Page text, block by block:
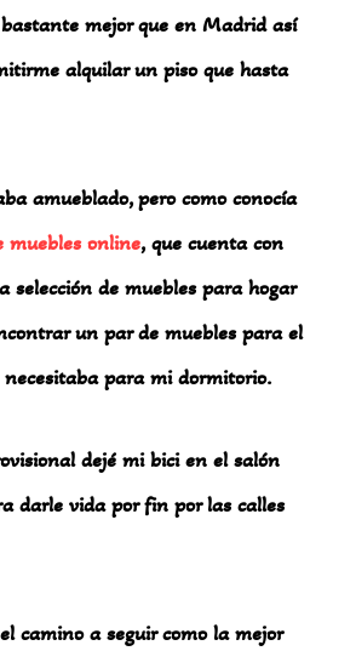
mejor que en Madrid así
alquilar un piso que hasta
amueblado, pero como conocía
muebles online, que cuenta con
selección de muebles para hogar
un par de muebles para el
para mi dormitorio.
dejé mi bici en el salón
darle vida por fin por las calles
camino a seguir como la mejor